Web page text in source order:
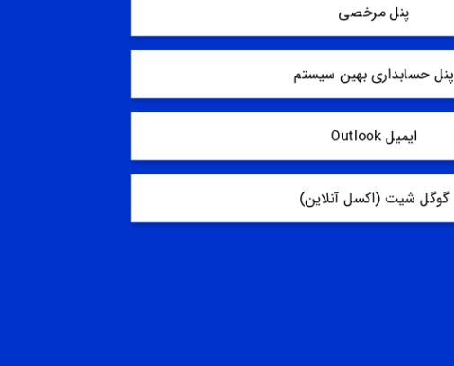
پنل مرخصی
پنل حسابداری بهین سیستم
ایمیل Outlook
گوگل شیت (اکسل آنلاین)